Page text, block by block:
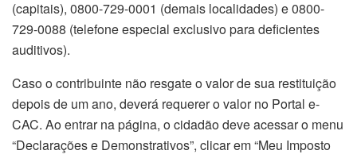
(capitais), 0800-729-0001 (demais localidades) e 0800-
729-0088 (telefone especial exclusivo para deficientes
auditivos).
Caso o contribuinte não resgate o valor de sua restituição
depois de um ano, deverá requerer o valor no Portal e-
CAC. Ao entrar na página, o cidadão deve acessar o menu
“Declarações e Demonstrativos”, clicar em “Meu Imposto